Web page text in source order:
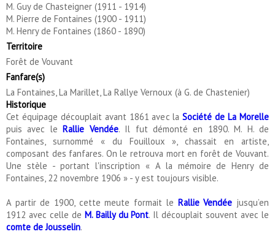
M. Guy de Chasteigner (1911 - 1914)
M. Pierre de Fontaines (1900 - 1911)
M. Henry de Fontaines (1860 - 1890)
Territoire
Forêt de Vouvant
Fanfare(s)
La Fontaines, La Marillet, La Rallye Vernoux (à G. de Chastenier)
Historique
Cet équipage découplait avant 1861 avec laSociété de La Morelle
puis avec leRallie Vendée. Il fut démonté en 1890. M. H. de
Fontaines, surnommé « du Fouilloux », chassait en artiste,
composant des fanfares. On le retrouva mort en forêt de Vouvant.
Une stèle - portant l'inscription « A la mémoire de Henry de
Fontaines, 22 novembre 1906 » - y est toujours visible.
A partir de 1900, cette meute formait le Rallie Vendée jusqu’en
1912 avec celle de M. Bailly du Pont. Il découplait souvent avec le
comte de Jousselin.